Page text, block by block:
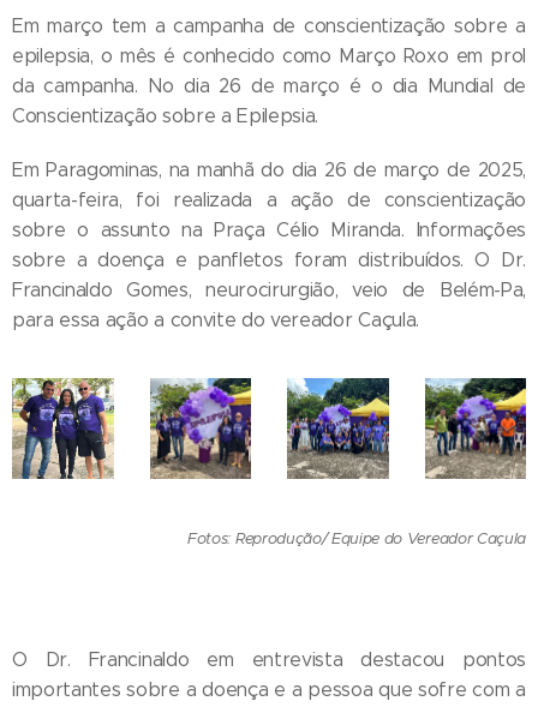
Em março tem a campanha de conscientização sobre a
epilepsia, o mês é conhecido como Março Roxo em prol
da campanha. No dia 26 de março é o dia Mundial de
Conscientização sobre a Epilepsia.
Em Paragominas, na manhã do dia 26 de março de 2025,
quarta-feira, foi realizada a ação de conscientização
sobre o assunto na Praça Célio Miranda. Informações
sobre a doença e panfletos foram distribuídos. O Dr.
Francinaldo Gomes, neurocirurgião, veio de Belém-Pa,
para essa ação a convite do vereador Caçula.
Fotos: Reprodução/ Equipe do Vereador Caçula
O Dr. Francinaldo em entrevista destacou pontos
importantes sobre a doença e a pessoa que sofre com a